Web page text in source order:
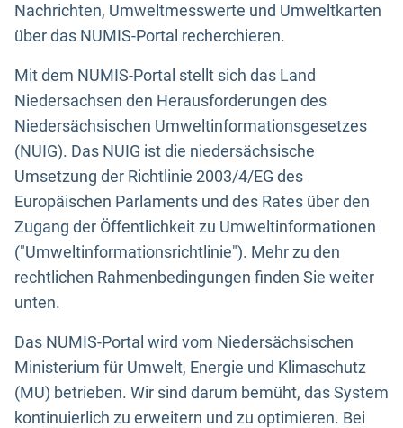
Nachrichten, Umweltmesswerte und Umweltkarten
über das NUMIS-Portal recherchieren.
Mit dem NUMIS-Portal stellt sich das Land
Niedersachsen den Herausforderungen des
Niedersächsischen Umweltinformationsgesetzes
(NUIG). Das NUIG ist die niedersächsische
Umsetzung der Richtlinie 2003/4/EG des
Europäischen Parlaments und des Rates über den
Zugang der Öffentlichkeit zu Umweltinformationen
("Umweltinformationsrichtlinie"). Mehr zu den
rechtlichen Rahmenbedingungen finden Sie weiter
unten.
Das NUMIS-Portal wird vom Niedersächsischen
Ministerium für Umwelt, Energie und Klimaschutz
(MU) betrieben. Wir sind darum bemüht, das System
kontinuierlich zu erweitern und zu optimieren. Bei